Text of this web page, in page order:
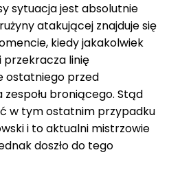
sytuacja jest absolutnie
atakującej znajduje się
kiedy jakakolwiek
przekracza linię
ostatniego przed
broniącego. Stąd
w tym ostatnim przypadku
i to aktualni mistrzowie
doszło do tego